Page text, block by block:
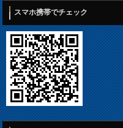
スマホ携帯でチェック